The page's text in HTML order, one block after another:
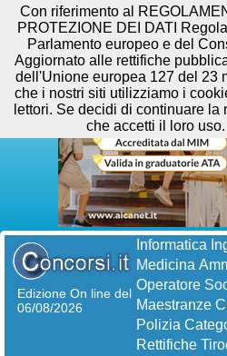
Edizione On line del
06/08/2026
Informatica
Medicina
Operatore
Maestranze
Polizia
Rettifiche
Con riferimento al
PROTEZIONE DEI DATI
Parlamento europeo e del
Aggiornato alle rettifiche
dell'Unione europea 127 del 23
che i nostri siti utilizziamo i
lettori. Se decidi di continuare
che accetti il loro uso.